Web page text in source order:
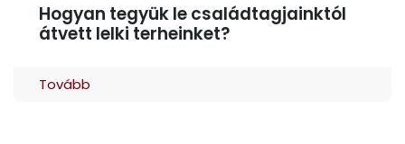
Hogyan tegyük le családtagjainktól
átvett lelki terheinket?
Tovább